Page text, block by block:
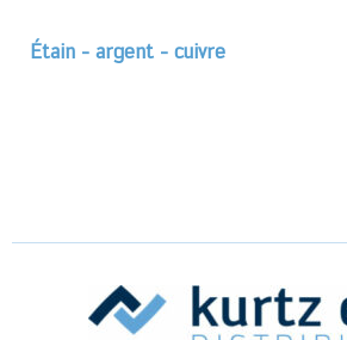
Étain - argent - cuivre